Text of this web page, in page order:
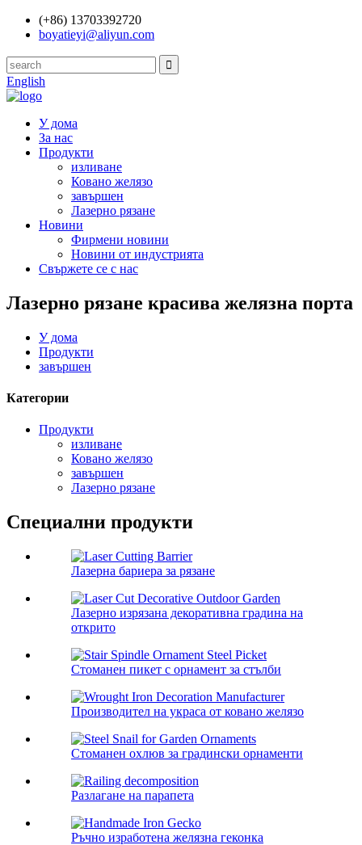
(+86) 13703392720
boyatieyi@aliyun.com
English
У дома
За нас
Продукти
изливане
Ковано желязо
завършен
Лазерно рязане
Новини
Фирмени новини
Новини от индустрията
Свържете се с нас
Лазерно рязане красива желязна порта
У дома
Продукти
завършен
Категории
Продукти
изливане
Ковано желязо
завършен
Лазерно рязане
Специални продукти
Лазерна бариера за рязане
Лазерно изрязана декоративна градина на
открито
Стоманен пикет с орнамент за стълби
Производител на украса от ковано желязо
Стоманен охлюв за градински орнаменти
Разлагане на парапета
Ръчно изработена желязна геконка